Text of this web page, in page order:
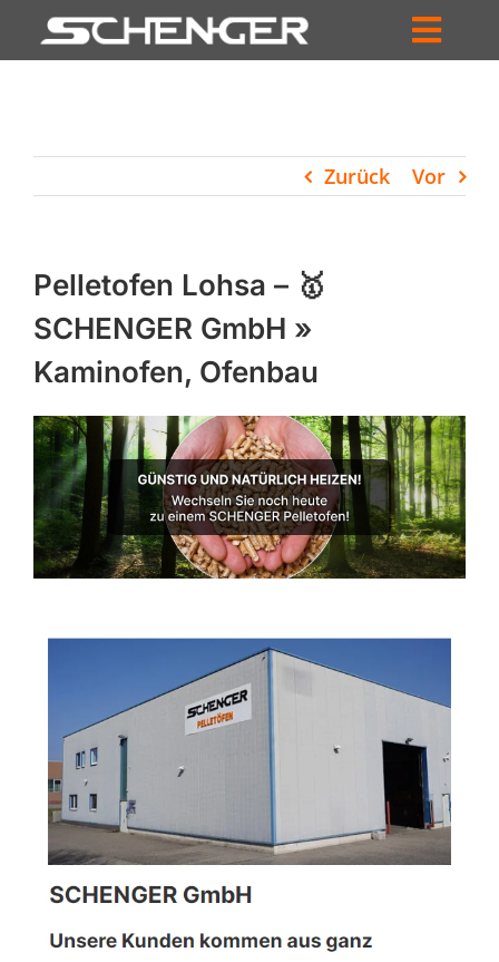
Inhalt
HÄNDLERSUCHE
UNTERNEHMEN
PROFIL
WARENKORB
PRODUCTS
SEARCH
Zurück Vor
Pelletofen Lohsa – 🥇
SCHENGER GmbH »
Kaminofen, Ofenbau